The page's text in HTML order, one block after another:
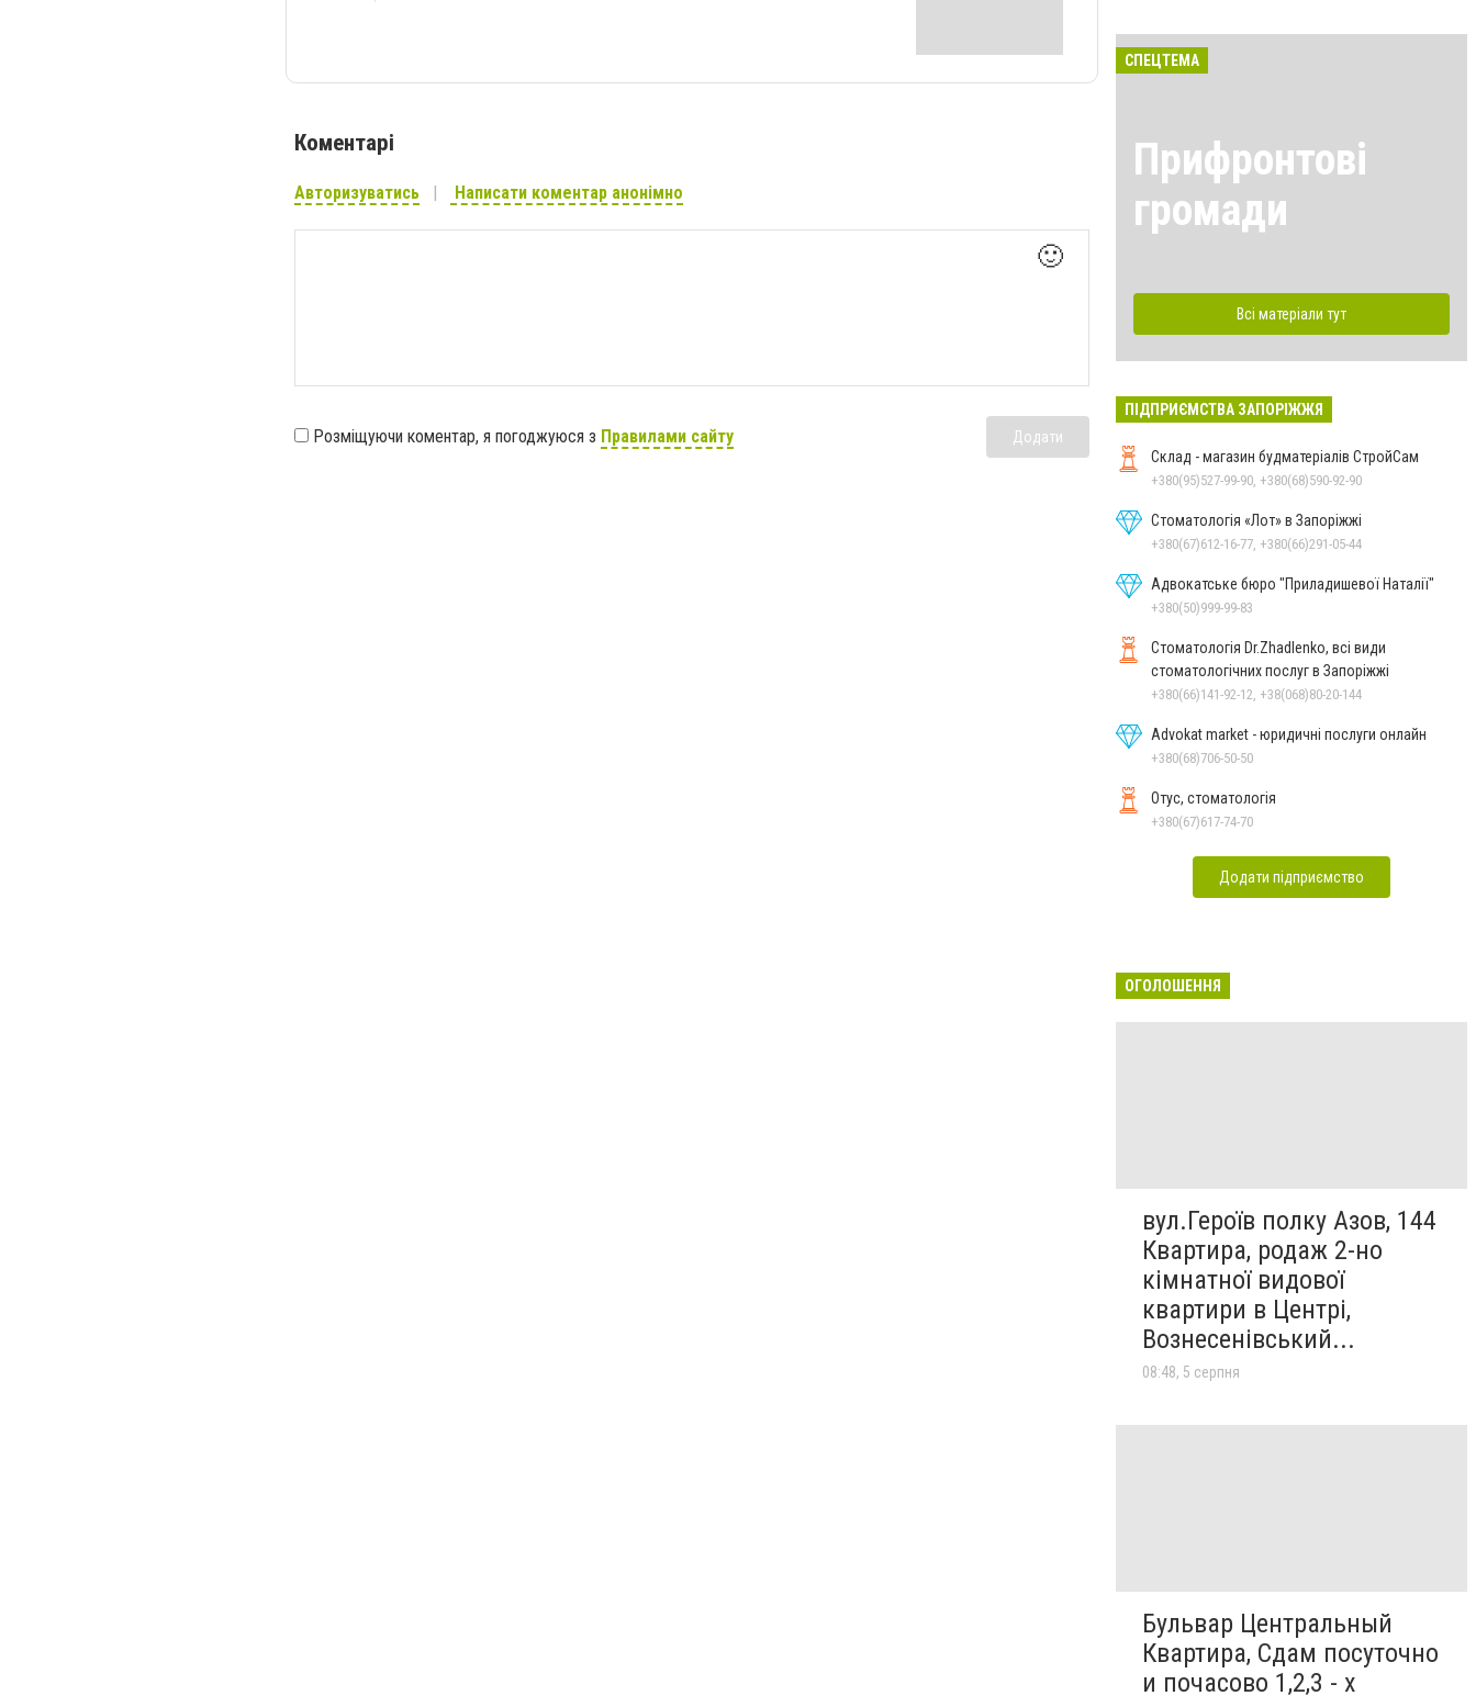
Коментарі
Авторизуватись Написати коментар анонімно
🙂
Розміщуючи коментар, я погоджуюся з Правилами сайту Додати
СПЕЦТЕМА
Прифронтові
громади
Всі матеріали тут
ПІДПРИЄМСТВА ЗАПОРІЖЖЯ
Склад - магазин будматеріалів СтройСам
+380(95)527-99-90, +380(68)590-92-90
Стоматологія «Лот» в Запоріжжі
+380(67)612-16-77, +380(66)291-05-44
Адвокатське бюро "Приладишевої Наталії"
+380(50)999-99-83
Стоматологія Dr.Zhadlenko, всі види
стоматологічних послуг в Запоріжжі
+380(66)141-92-12, +38(068)80-20-144
Advokat market - юридичні послуги онлайн
+380(68)706-50-50
Отус, стоматологія
+380(67)617-74-70
Додати підприємство
ОГОЛОШЕННЯ
вул.Героїв полку Азов, 144
Квартира, родаж 2-но
кімнатної видової
квартири в Центрі,
Вознесенівський...
08:48, 5 серпня
Бульвар Центральный
Квартира, Сдам посуточно
и почасово 1,2,3 - х